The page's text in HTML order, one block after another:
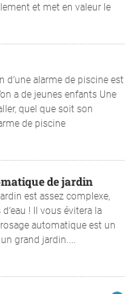
et met en valeur le
d’une alarme de piscine est
a de jeunes enfants Une
quel que soit son
de piscine
de jardin
est assez complexe,
! Il vous évitera la
automatique est un
grand jardin....